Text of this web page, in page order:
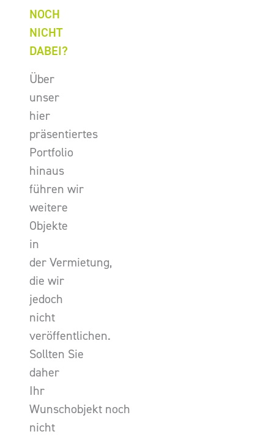
NOCH
NICHT
DABEI?
Über
unser
hier
präsentiertes
Portfolio
hinaus
führen wir
weitere
Objekte
in
der Vermietung,
die wir
jedoch
nicht
veröffentlichen.
Sollten Sie
daher
Ihr
Wunschobjekt noch
nicht